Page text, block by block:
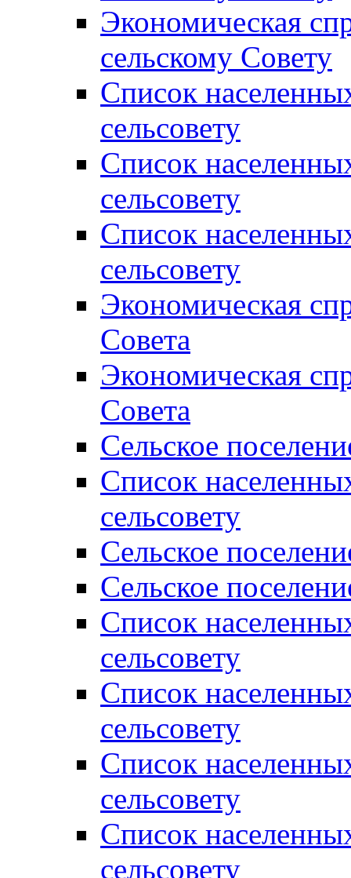
Экономическая
сельскому Совету
Список
сельсовету
Список
сельсовету
Список
сельсовету
Экономическая
Совета
Экономическая
Совета
Сельское
Список
сельсовету
Сельское
Сельское
Список
сельсовету
Список
сельсовету
Список
сельсовету
Список
сельсовету